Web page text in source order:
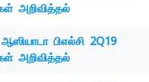
அறிவித்தல்
பிஎல்சி 2Q19
அறிவித்தல்